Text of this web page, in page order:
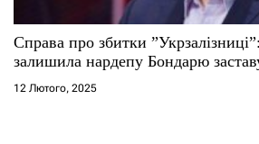
Справа про збитки
залишила нардепу Бондарю
12 Лютого, 2025